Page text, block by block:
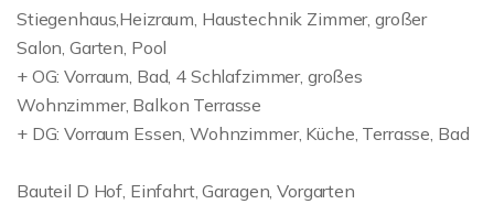
Stiegenhaus,Heizraum, Haustechnik Zimmer, großer
Salon, Garten, Pool
+ OG: Vorraum, Bad, 4 Schlafzimmer, großes
Wohnzimmer, Balkon Terrasse
+ DG: Vorraum Essen, Wohnzimmer, Küche, Terrasse, Bad
Bauteil D Hof, Einfahrt, Garagen, Vorgarten